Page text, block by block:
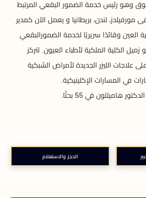
وهو رئيس خدمة الضمور البقعي المرتبط
لندن، بريطانيا و يعمل الآن كمدير
العين وقائدًا سريريًا لخدمة الضمورالبقعي
زميل الكلية الملكية لأطباء العيون. تتركز
علاجات الليزر الجديدة لأمراض الشبكية
في المسارات الإكلينيكية.
هاميلتون في 55 بحثًا.
الحجز والاستعلام